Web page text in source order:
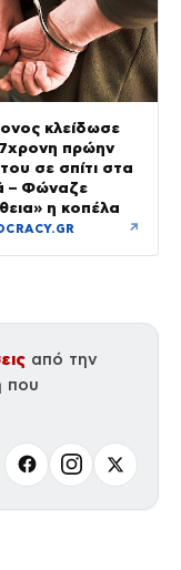
κλείδωσε
πρώην
σε σπίτι στα
– Φώναζε
η κοπέλα
↗
από την
που